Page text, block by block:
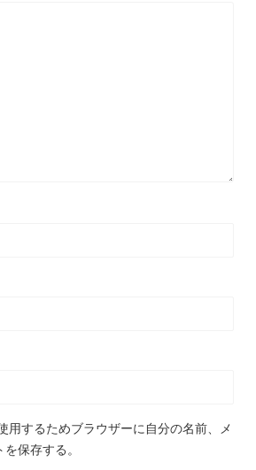
用するためブラウザーに自分の名前、メ
保存する。